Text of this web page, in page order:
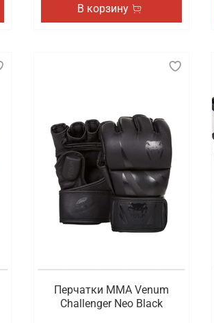
В корзину
Перчатки ММА Venum
Challenger Neo Black